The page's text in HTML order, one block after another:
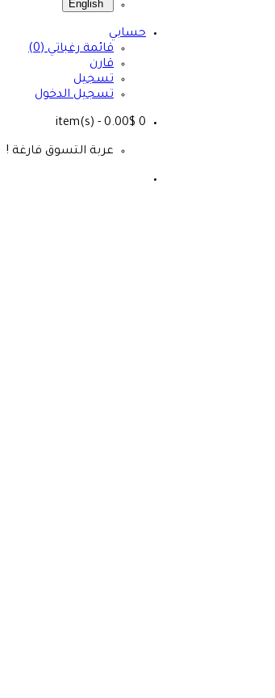
حسابي
قائمة رغباتي (0)
قارن
تسجيل
تسجيل الدخول
0
- 0.00$
عربة التسوق فارغة !